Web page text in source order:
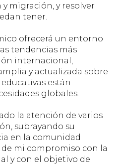
migración, y resolver
tener.
ofrecerá un entorno
tendencias más
internacional,
y actualizada sobre
están
globales.
la atención de varios
subrayando su
en la comunidad
mi compromiso con la
y con el objetivo de